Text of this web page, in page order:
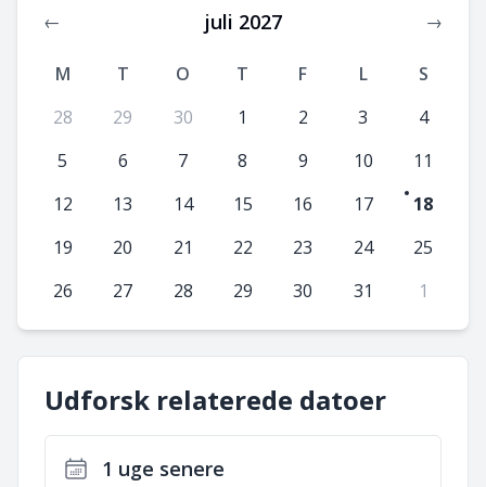
← juli 2027 →
M T O T F L
S
28
29 30 1 2 3
4
5
6 7 8 9 10
11
12
13 14 15 16 17
18
19
20 21 22 23 24
25
26
27 28 29 30 31 1
Udforsk relaterede datoer
1 uge senere